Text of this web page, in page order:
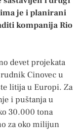
je i planirani
kompanija Rio
devet projekata
Cinovec u
litija u Europi. Za
i puštanja u
30.000 tona
za oko milijun